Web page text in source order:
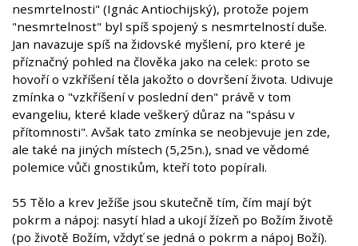
nesmrtelnosti" (Ignác Antiochijský), protože pojem
"nesmrtelnost" byl spíš spojený s nesmrtelností duše.
Jan navazuje spíš na židovské myšlení, pro které je
příznačný pohled na člověka jako na celek: proto se
hovoří o vzkříšení těla jakožto o dovršení života. Udivuje
zmínka o "vzkříšení v poslední den" právě v tom
evangeliu, které klade veškerý důraz na "spásu v
přítomnosti". Avšak tato zmínka se neobjevuje jen zde,
ale také na jiných místech (5,25n.), snad ve vědomé
polemice vůči gnostikům, kteří toto popírali.
55 Tělo a krev Ježíše jsou skutečně tím, čím mají být
pokrm a nápoj: nasytí hlad a ukojí žízeň po Božím životě
(po životě Božím, vždyť se jedná o pokrm a nápoj Boží).